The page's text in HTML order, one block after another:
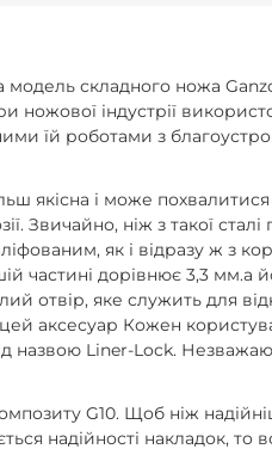
модель складного ножа
ножової індустрії
їй роботами з
якісна і може похвалитися
Звичайно, ніж з такої сталі
як і відразу ж з
частині дорівнює 3,3 мм.а
отвір, яке служить для
цей аксесуар Кожен
назвою Liner-Lock.
G10. Щоб ніж
надійності накладок, то